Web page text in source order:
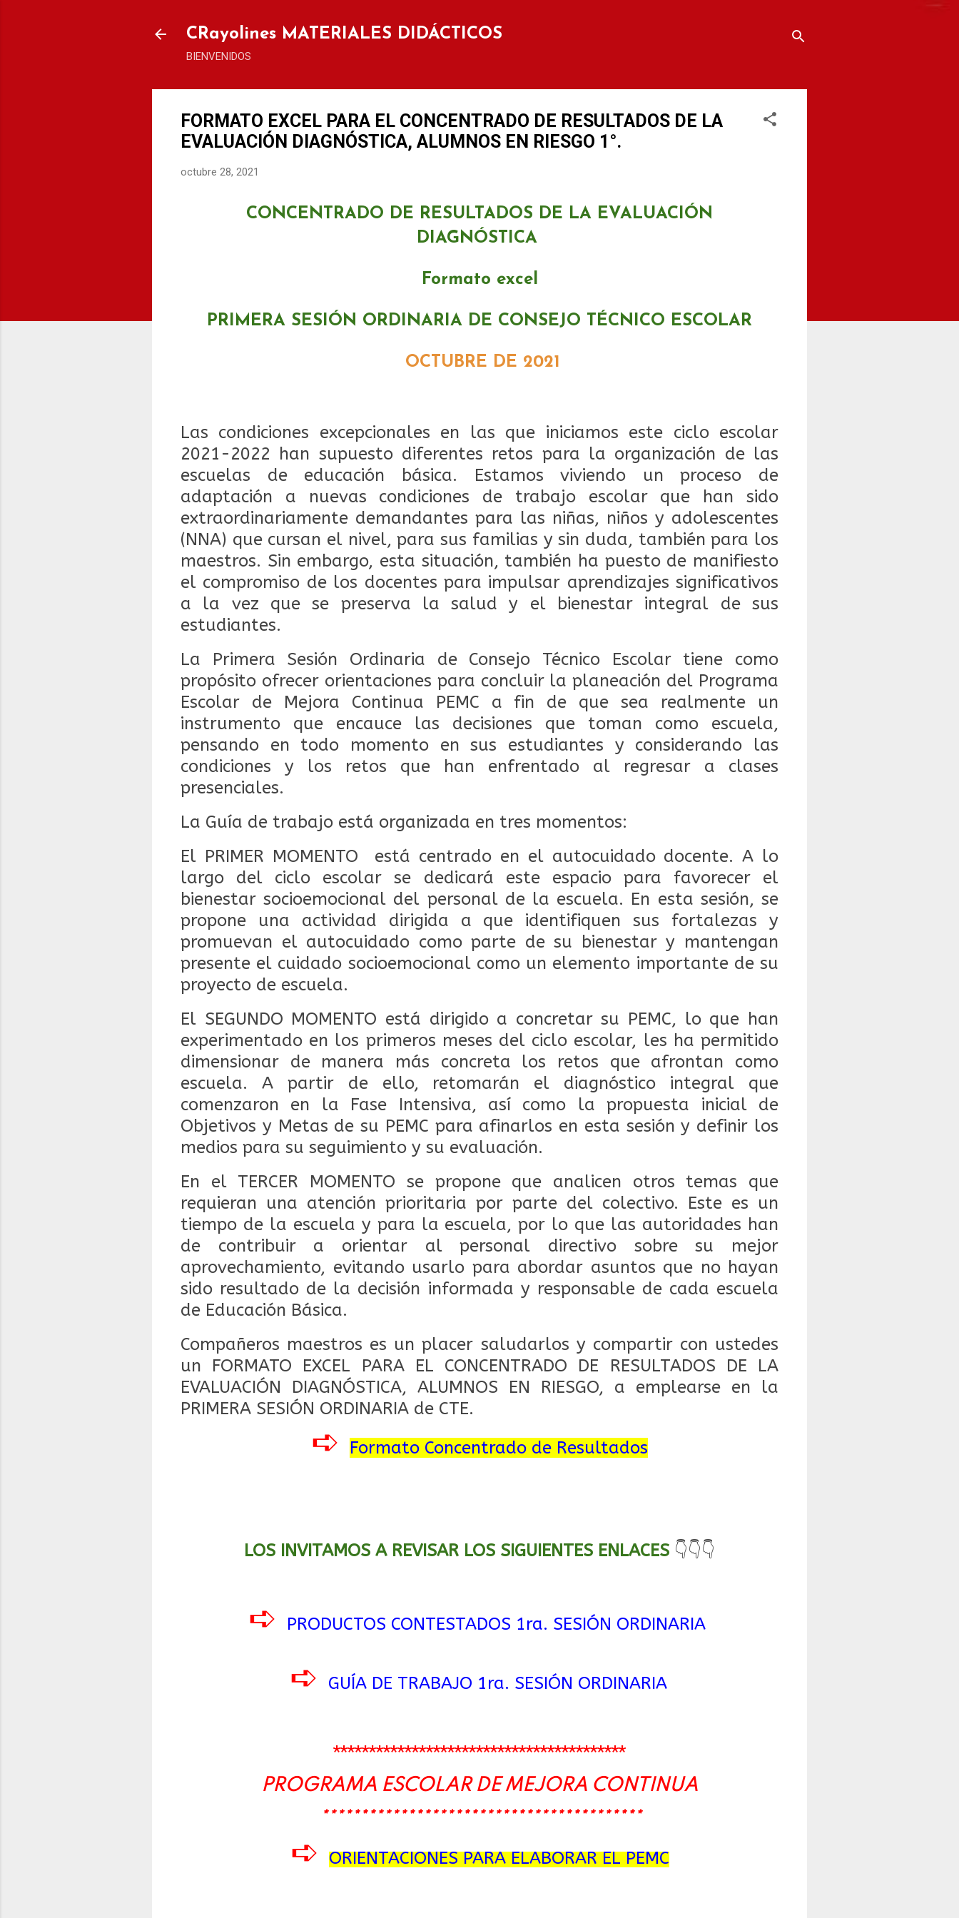
CRayolines MATERIALES DIDÁCTICOS
BIENVENIDOS
FORMATO EXCEL PARA EL CONCENTRADO DE RESULTADOS DE LA
EVALUACIÓN DIAGNÓSTICA, ALUMNOS EN RIESGO 1°.
octubre 28, 2021
CONCENTRADO DE RESULTADOS DE LA EVALUACIÓN
DIAGNÓSTICA
Formato excel
PRIMERA SESIÓN ORDINARIA DE CONSEJO TÉCNICO ESCOLAR
OCTUBRE DE 2021
Las condiciones excepcionales en las que iniciamos este ciclo escolar
2021-2022 han supuesto diferentes retos para la organización de las
escuelas de educación básica. Estamos viviendo un proceso de
adaptación a nuevas condiciones de trabajo escolar que han sido
extraordinariamente demandantes para las niñas, niños y adolescentes
(NNA) que cursan el nivel, para sus familias y sin duda, también para los
maestros. Sin embargo, esta situación, también ha puesto de manifiesto
el compromiso de los docentes para impulsar aprendizajes significativos
a la vez que se preserva la salud y el bienestar integral de sus
estudiantes.
La Primera Sesión Ordinaria de Consejo Técnico Escolar tiene como
propósito ofrecer orientaciones para concluir la planeación del Programa
Escolar de Mejora Continua PEMC a fin de que sea realmente un
instrumento que encauce las decisiones que toman como escuela,
pensando en todo momento en sus estudiantes y considerando las
condiciones y los retos que han enfrentado al regresar a clases
presenciales.
La Guía de trabajo está organizada en tres momentos:
El PRIMER MOMENTO está centrado en el autocuidado docente. A lo
largo del ciclo escolar se dedicará este espacio para favorecer el
bienestar socioemocional del personal de la escuela. En esta sesión, se
propone una actividad dirigida a que identifiquen sus fortalezas y
promuevan el autocuidado como parte de su bienestar y mantengan
presente el cuidado socioemocional como un elemento importante de su
proyecto de escuela.
El SEGUNDO MOMENTO está dirigido a concretar su PEMC, lo que han
experimentado en los primeros meses del ciclo escolar, les ha permitido
dimensionar de manera más concreta los retos que afrontan como
escuela. A partir de ello, retomarán el diagnóstico integral que
comenzaron en la Fase Intensiva, así como la propuesta inicial de
Objetivos y Metas de su PEMC para afinarlos en esta sesión y definir los
medios para su seguimiento y su evaluación.
En el TERCER MOMENTO se propone que analicen otros temas que
requieran una atención prioritaria por parte del colectivo. Este es un
tiempo de la escuela y para la escuela, por lo que las autoridades han
de contribuir a orientar al personal directivo sobre su mejor
aprovechamiento, evitando usarlo para abordar asuntos que no hayan
sido resultado de la decisión informada y responsable de cada escuela
de Educación Básica.
Compañeros maestros es un placer saludarlos y compartir con ustedes
un FORMATO EXCEL PARA EL CONCENTRADO DE RESULTADOS DE LA
EVALUACIÓN DIAGNÓSTICA, ALUMNOS EN RIESGO, a emplearse en la
PRIMERA SESIÓN ORDINARIA de CTE.
➪ Formato Concentrado de Resultados
LOS INVITAMOS A REVISAR LOS SIGUIENTES ENLACES 👇👇👇
➪ PRODUCTOS CONTESTADOS 1ra. SESIÓN ORDINARIA
➪ GUÍA DE TRABAJO 1ra. SESIÓN ORDINARIA
*****************************************
PROGRAMA ESCOLAR DE MEJORA CONTINUA
*****************************************
➪ ORIENTACIONES PARA ELABORAR EL PEMC